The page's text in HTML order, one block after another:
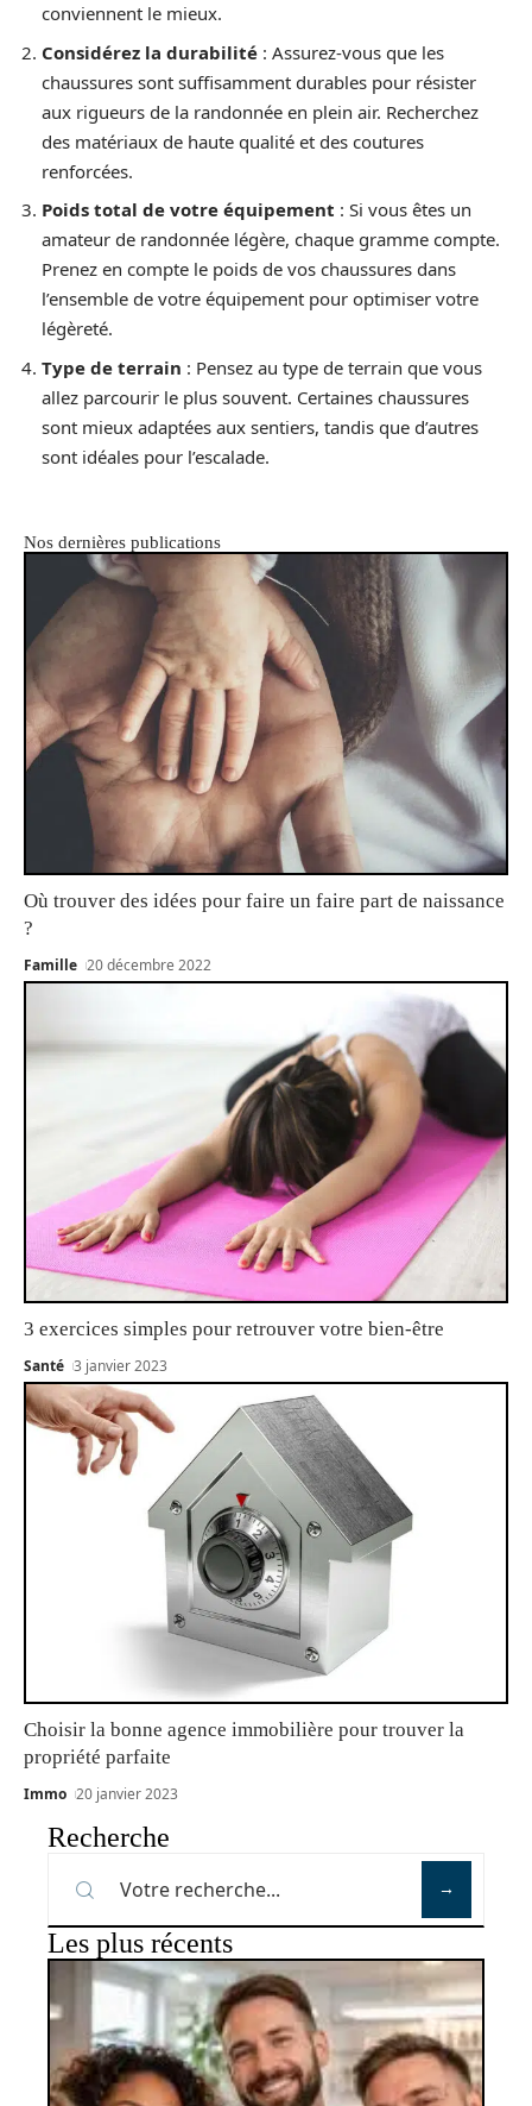
conviennent le mieux.
Considérez la durabilité : Assurez-vous que les
chaussures sont suffisamment durables pour résister
aux rigueurs de la randonnée en plein air. Recherchez
des matériaux de haute qualité et des coutures
renforcées.
Poids total de votre équipement : Si vous êtes un
amateur de randonnée légère, chaque gramme compte.
Prenez en compte le poids de vos chaussures dans
l’ensemble de votre équipement pour optimiser votre
légèreté.
Type de terrain : Pensez au type de terrain que vous
allez parcourir le plus souvent. Certaines chaussures
sont mieux adaptées aux sentiers, tandis que d’autres
sont idéales pour l’escalade.
Nos dernières publications
Où trouver des idées pour faire un faire part de naissance
?
Famille 20 décembre 2022
3 exercices simples pour retrouver votre bien-être
Santé 3 janvier 2023
Choisir la bonne agence immobilière pour trouver la
propriété parfaite
Immo 20 janvier 2023
Recherche
Les plus récents